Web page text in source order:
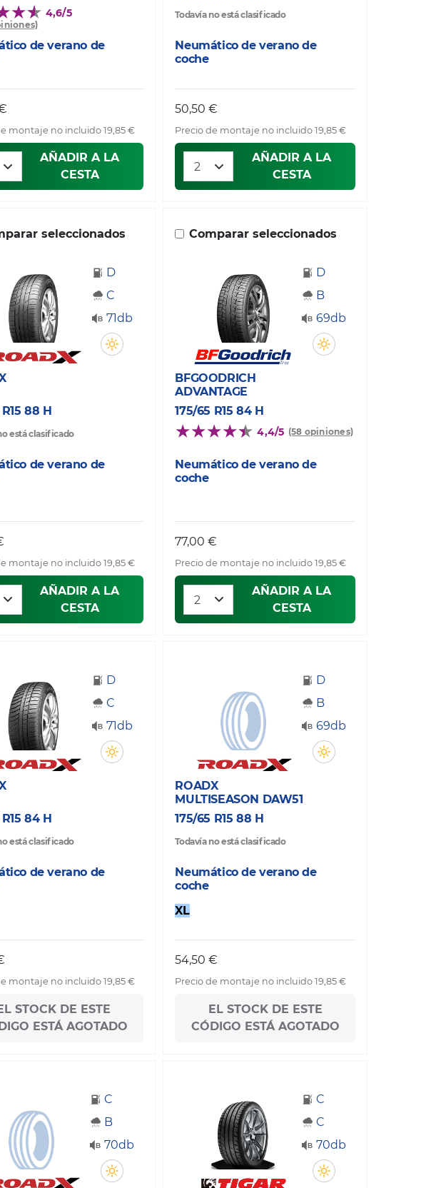
4,6/5
de verano de
montaje no incluido 19,85 €
AÑADIR A LA
CESTA
Todavía no está clasificado
Neumático de verano de
coche
50,50 €
Precio de montaje no incluido 19,85 €
AÑADIR A LA
CESTA
seleccionados
D
C
71db
88 H
está clasificado
de verano de
montaje no incluido 19,85 €
AÑADIR A LA
CESTA
Comparar seleccionados
D
B
69db
BFGOODRICH
ADVANTAGE
175/65 R15 84 H
4,4/5 (58 opiniones)
Neumático de verano de
coche
77,00 €
Precio de montaje no incluido 19,85 €
AÑADIR A LA
CESTA
D
C
71db
84 H
está clasificado
de verano de
montaje no incluido 19,85 €
STOCK DE ESTE
ESTÁ AGOTADO
D
B
69db
ROADX
MULTISEASON DAW51
175/65 R15 88 H
Todavía no está clasificado
Neumático de verano de
coche
XL
54,50 €
Precio de montaje no incluido 19,85 €
EL STOCK DE ESTE
CÓDIGO ESTÁ AGOTADO
C
B
70db
C
C
70db